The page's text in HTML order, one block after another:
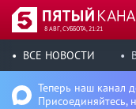
8 АВГ, СУББОТА, 21:21
ВСЕ НОВОСТИ
Теперь наш канал
Присоединяйтесь,